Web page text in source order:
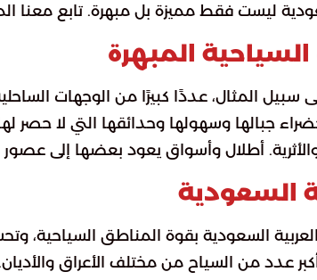
ليست فقط مميزة بل مبهرة. تابع معنا
المبهرة
سبيل المثال، عددًا كبيرًا من الوجهات
جبالها وسهولها وحدائقها التي لا حصر
والأثرية. أطلال وأسواق يعود بعضها إلى
السعودية
السعودية بقوة المناطق السياحية،
عدد من السياح من مختلف الأعراق